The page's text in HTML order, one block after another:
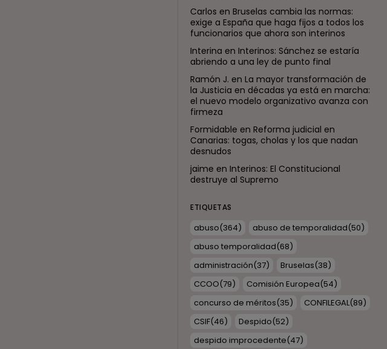
Carlos en Bruselas cambia las normas:
exige a España que haga fijos a todos los
funcionarios que ahora son interinos
Interina en Interinos: Sánchez se estaría
abriendo a una ley de punto final
Ramón J. en La mayor transformación de
la Justicia en décadas ya está en marcha:
el nuevo modelo organizativo avanza con
firmeza
Formidable en Reforma judicial en
Canarias: togas, cholas y los que nadan
desnudos
jaime en Interinos: El Constitucional
destruye al Supremo
ETIQUETAS
abuso(364) abuso de temporalidad(50)
abuso temporalidad(68)
administración(37) Bruselas(38)
CCOO(79) Comisión Europea(54)
concurso de méritos(35) CONFILEGAL(89)
CSIF(46) Despido(52)
despido improcedente(47)